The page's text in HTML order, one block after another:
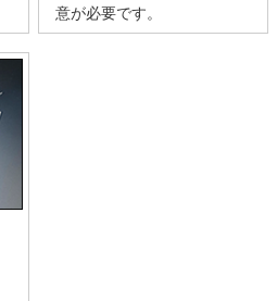
意が必要です。